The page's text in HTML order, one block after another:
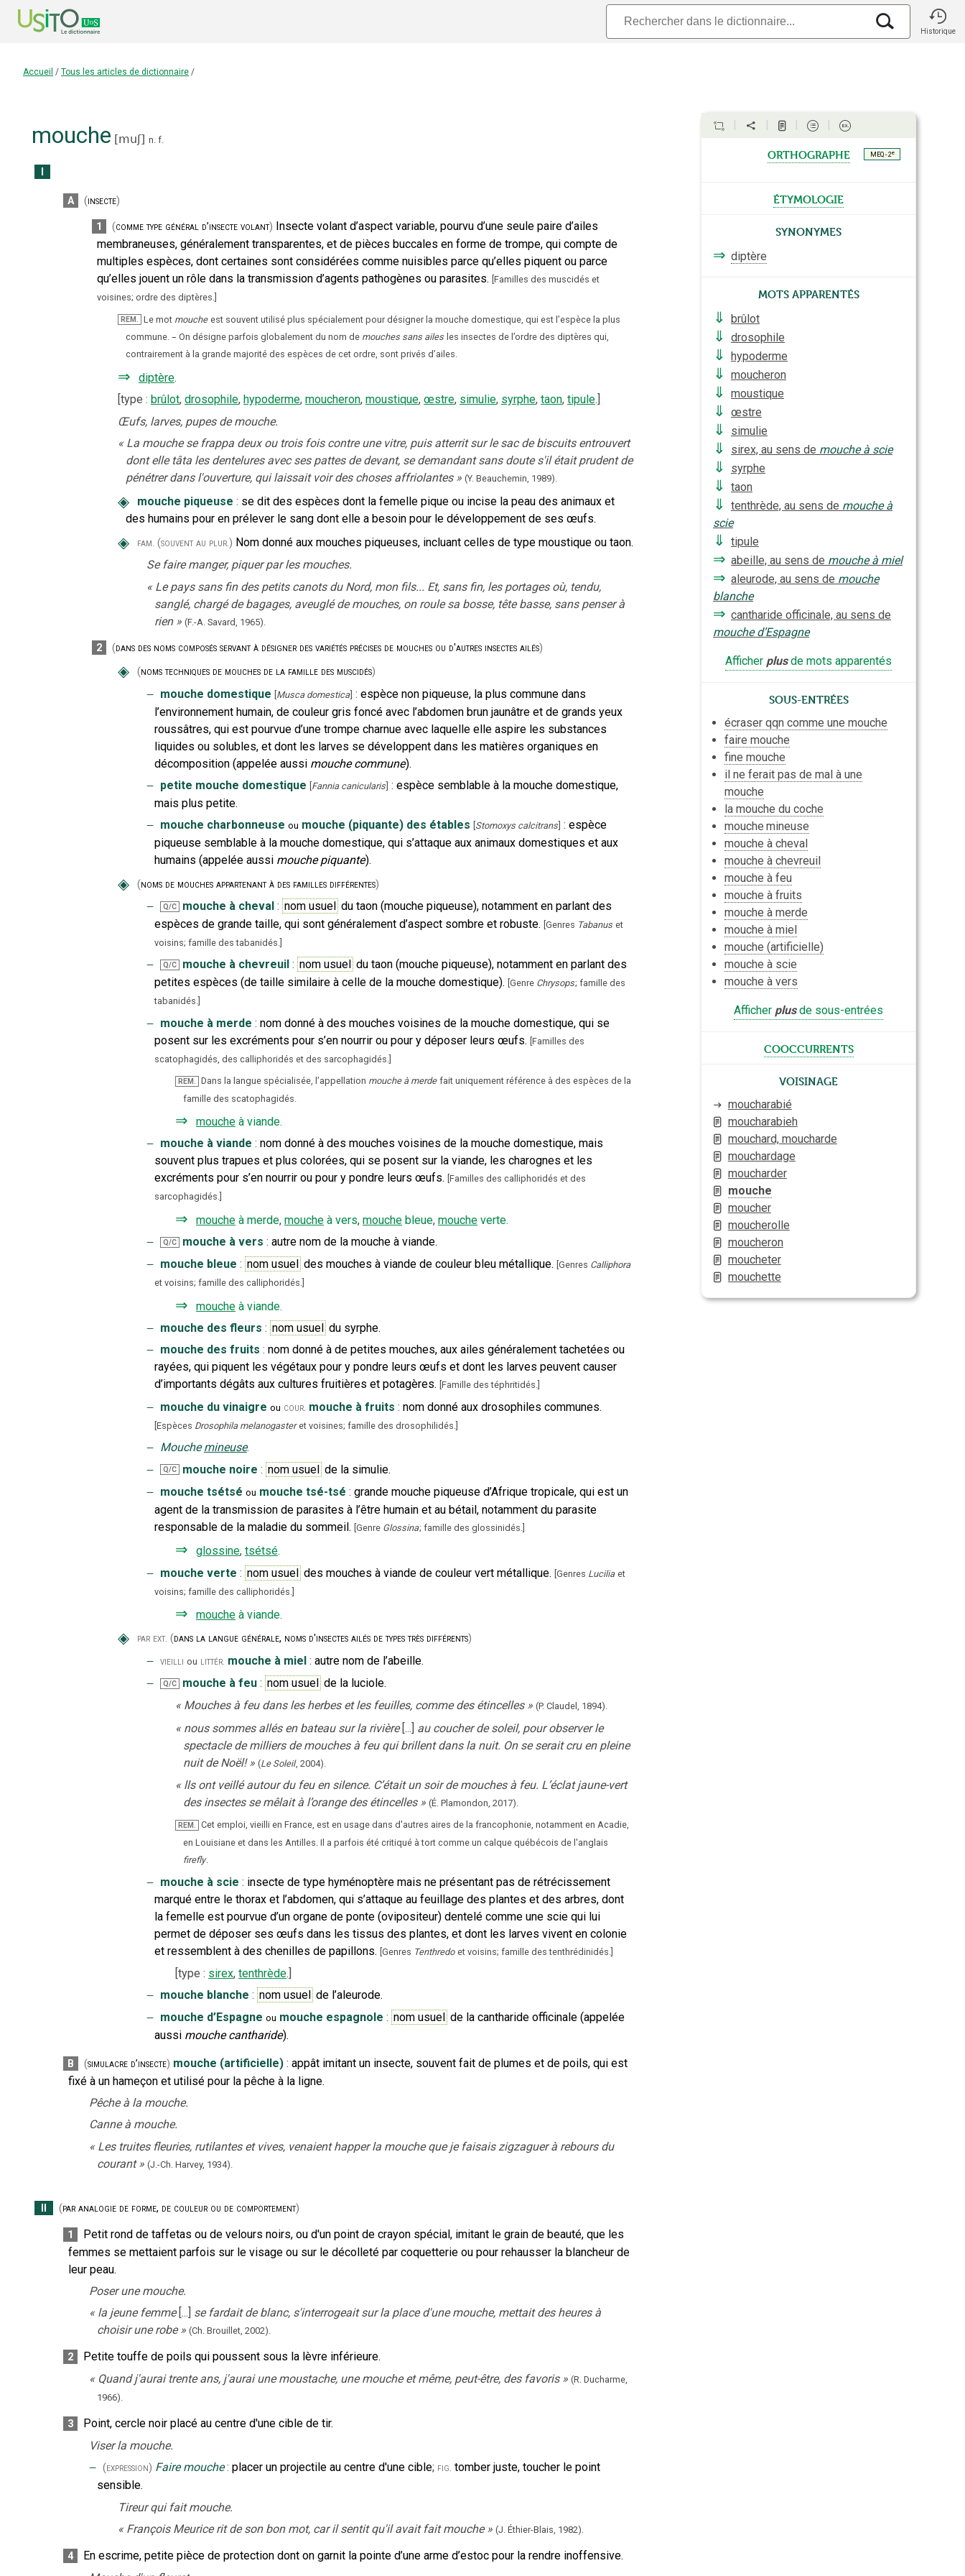
Historique
Accueil / Tous les articles de dictionnaire /
mouche [muʃ] n. f.
A (insecte)
1 (comme type général d’insecte volant) Insecte volant d’aspect variable, pourvu d’une seule paire d’ailes
membraneuses, généralement transparentes, et de pièces buccales en forme de trompe, qui compte de
multiples espèces, dont certaines sont considérées comme nuisibles parce qu’elles piquent ou parce
qu’elles jouent un rôle dans la transmission d’agents pathogènes ou parasites. Familles des muscidés et
voisines; ordre des diptères.
REM. Le mot mouche est souvent utilisé plus spécialement pour désigner la mouche domestique, qui est l’espèce la plus
commune. – On désigne parfois globalement du nom de mouches sans ailes les insectes de l’ordre des diptères qui,
contrairement à la grande majorité des espèces de cet ordre, sont privés d’ailes.
⇒ diptère.
type : brûlot, drosophile, hypoderme, moucheron, moustique, œstre, simulie, syrphe, taon, tipule.]
Œufs, larves, pupes de mouche.
« La mouche se frappa deux ou trois fois contre une vitre, puis atterrit sur le sac de biscuits entrouvert
dont elle tâta les dentelures avec ses pattes de devant, se demandant sans doute s'il était prudent de
pénétrer dans l'ouverture, qui laissait voir des choses affriolantes » (Y. Beauchemin, 1989).
◈ mouche piqueuse : se dit des espèces dont la femelle pique ou incise la peau des animaux et
des humains pour en prélever le sang dont elle a besoin pour le développement de ses œufs.
◈ fam. (souvent au plur.) Nom donné aux mouches piqueuses, incluant celles de type moustique ou taon.
Se faire manger, piquer par les mouches.
« Le pays sans fin des petits canots du Nord, mon fils... Et, sans fin, les portages où, tendu,
sanglé, chargé de bagages, aveuglé de mouches, on roule sa bosse, tête basse, sans penser à
rien » (F.-A. Savard, 1965).
2 (dans des noms composés servant à désigner des variétés précises de mouches ou d'autres insectes ailés)
◈ (noms techniques de mouches de la famille des muscidés)
‒ mouche domestique [Musca domestica] : espèce non piqueuse, la plus commune dans
l’environnement humain, de couleur gris foncé avec l’abdomen brun jaunâtre et de grands yeux
roussâtres, qui est pourvue d’une trompe charnue avec laquelle elle aspire les substances
liquides ou solubles, et dont les larves se développent dans les matières organiques en
décomposition (appelée aussi mouche commune).
‒ petite mouche domestique Fannia canicularis : espèce semblable à la mouche domestique,
mais plus petite.
‒ mouche charbonneuse ou mouche (piquante) des étables Stomoxys calcitrans : espèce
piqueuse semblable à la mouche domestique, qui s’attaque aux animaux domestiques et aux
humains (appelée aussi mouche piquante).
◈ (noms de mouches appartenant à des familles différentes)
‒ Q/C mouche à cheval : nom usuel du taon (mouche piqueuse), notamment en parlant des
espèces de grande taille, qui sont généralement d’aspect sombre et robuste. Genres Tabanus et
voisins; famille des tabanidés.
‒ Q/C mouche à chevreuil : nom usuel du taon (mouche piqueuse), notamment en parlant des
petites espèces (de taille similaire à celle de la mouche domestique). Genre Chrysops; famille des
tabanidés.
‒ mouche à merde : nom donné à des mouches voisines de la mouche domestique, qui se
posent sur les excréments pour s’en nourrir ou pour y déposer leurs œufs. [Familles des
scatophagidés, des calliphoridés et des sarcophagidés.]
REM. Dans la langue spécialisée, l’appellation mouche à merde fait uniquement référence à des espèces de la
famille des scatophagidés.
⇒ mouche à viande.
‒ mouche à viande : nom donné à des mouches voisines de la mouche domestique, mais
souvent plus trapues et plus colorées, qui se posent sur la viande, les charognes et les
excréments pour s’en nourrir ou pour y pondre leurs œufs. Familles des calliphoridés et des
sarcophagidés.
⇒ mouche à merde, mouche à vers, mouche bleue, mouche verte.
‒
Q/C mouche à vers : autre nom de la mouche à viande.
‒ mouche bleue : nom usuel des mouches à viande de couleur bleu métallique. Genres Calliphora
et voisins; famille des calliphoridés.
⇒ mouche à viande.
‒ mouche des fleurs : nom usuel du syrphe.
‒ mouche des fruits : nom donné à de petites mouches, aux ailes généralement tachetées ou
rayées, qui piquent les végétaux pour y pondre leurs œufs et dont les larves peuvent causer
d’importants dégâts aux cultures fruitières et potagères. Famille des téphritidés.
‒ mouche du vinaigre ou cour. mouche à fruits : nom donné aux drosophiles communes.
Espèces Drosophila melanogaster et voisines; famille des drosophilidés.
‒ Mouche mineuse.
‒
Q/C mouche noire : nom usuel de la simulie.
‒ mouche tsétsé ou mouche tsé-tsé : grande mouche piqueuse d’Afrique tropicale, qui est un
agent de la transmission de parasites à l’être humain et au bétail, notamment du parasite
responsable de la maladie du sommeil. Genre Glossina; famille des glossinidés.
⇒ glossine, tsétsé.
‒ mouche verte : nom usuel des mouches à viande de couleur vert métallique. [Genres Lucilia et
voisins; famille des calliphoridés.]
⇒ mouche à viande.
◈ par ext. (dans la langue générale, noms d'insectes ailés de types très différents)
‒ vieilli ou littér. mouche à miel : autre nom de l’abeille.
‒
Q/C mouche à feu : nom usuel de la luciole.
« Mouches à feu dans les herbes et les feuilles, comme des étincelles » (P. Claudel, 1894).
« nous sommes allés en bateau sur la rivière [...] au coucher de soleil, pour observer le
spectacle de milliers de mouches à feu qui brillent dans la nuit. On se serait cru en pleine
nuit de Noël! » (Le Soleil, 2004).
« lls ont veillé autour du feu en silence. C’était un soir de mouches à feu. L’éclat jaune-vert
des insectes se mêlait à l’orange des étincelles » (É. Plamondon, 2017).
REM.
Cet emploi, vieilli en France, est en usage dans d'autres aires de la francophonie, notamment en Acadie,
en Louisiane et dans les Antilles. Il a parfois été critiqué à tort comme un calque québécois de l'anglais
firefly.
‒ mouche à scie : insecte de type hyménoptère mais ne présentant pas de rétrécissement
marqué entre le thorax et l’abdomen, qui s’attaque au feuillage des plantes et des arbres, dont
la femelle est pourvue d’un organe de ponte (ovipositeur) dentelé comme une scie qui lui
permet de déposer ses œufs dans les tissus des plantes, et dont les larves vivent en colonie
et ressemblent à des chenilles de papillons. [Genres Tenthredo et voisins; famille des tenthrédinidés.]
[type : sirex, tenthrède.]
‒ mouche blanche : nom usuel de l’aleurode.
‒ mouche d’Espagne ou mouche espagnole : nom usuel de la cantharide officinale (appelée
aussi mouche cantharide).
B (simulacre d’insecte) mouche (artificielle) : appât imitant un insecte, souvent fait de plumes et de poils, qui est
fixé à un hameçon et utilisé pour la pêche à la ligne.
Pêche à la mouche.
Canne à mouche.
« Les truites fleuries, rutilantes et vives, venaient happer la mouche que je faisais zigzaguer à rebours du
courant » (J.-Ch. Harvey, 1934).
(par analogie de forme, de couleur ou de comportement)
1
Petit rond de taffetas ou de velours noirs, ou d'un point de crayon spécial, imitant le grain de beauté, que les
femmes se mettaient parfois sur le visage ou sur le décolleté par coquetterie ou pour rehausser la blancheur de
leur peau.
Poser une mouche.
« la jeune femme [...] se fardait de blanc, s'interrogeait sur la place d'une mouche, mettait des heures à
choisir une robe » (Ch. Brouillet, 2002).
2
Petite touffe de poils qui poussent sous la lèvre inférieure.
« Quand j'aurai trente ans, j'aurai une moustache, une mouche et même, peut-être, des favoris » (R. Ducharme,
1966).
3
Point, cercle noir placé au centre d'une cible de tir.
Viser la mouche.
‒ (expression) Faire mouche : placer un projectile au centre d'une cible; fig. tomber juste, toucher le point
sensible.
Tireur qui fait mouche.
« François Meurice rit de son bon mot, car il sentit qu'il avait fait mouche » (J. Éthier-Blais, 1982).
4
En escrime, petite pièce de protection dont on garnit la pointe d’une arme d’estoc pour la rendre inoffensive.
orthographe MEQ - 2e
étymologie
Synonymes
⇒ diptère
Mots apparentés
⇓
brûlot
⇓ drosophile
⇓ hypoderme
⇓ moucheron
⇓ moustique
⇓ œstre
⇓ simulie
⇓ sirex, au sens de mouche à scie
⇓ syrphe
⇓ taon
⇓ tenthrède, au sens de mouche à
scie
⇓ tipule
⇒ abeille, au sens de mouche à miel
⇒ aleurode, au sens de mouche
blanche
⇒ cantharide officinale, au sens de
mouche d’Espagne
Afficher plusde mots apparentés
Sous-entrées
écraser qqn comme une mouche
faire mouche
fine mouche
il ne ferait pas de mal à une
mouche
la mouche du coche
mouche mineuse
mouche à cheval
mouche à chevreuil
mouche à feu
mouche à fruits
mouche à merde
mouche à miel
mouche (artificielle)
mouche à scie
mouche à vers
Afficher plusde sous-entrées
cooccurrents
Voisinage
moucharabié
moucharabieh
mouchard, moucharde
mouchardage
moucharder
mouche
moucher
moucherolle
moucheron
moucheter
mouchette